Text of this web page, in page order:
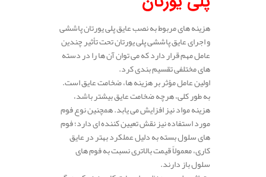
هزینه‌ های مربوط به نصب عایق پلی‌ یورتان پاششی
و اجرای عایق پاششی پلی یورتان تحت تأثیر چندین
عامل مهم قرار دارد که می‌ توان آن‌ ها را در دسته‌
های مختلفی تقسیم‌ بندی کرد.
اولین عامل مؤثر بر هزینه‌ ها، ضخامت عایق است.
به طور کلی، هرچه ضخامت عایق بیشتر باشد،
هزینه مواد نیز افزایش می‌ یابد. همچنین نوع فوم
مورد استفاده نیز نقش تعیین‌ کننده‌ ای دارد؛ فوم‌
های سلول بسته به دلیل عملکرد بهتر در عایق‌
کاری، معمولاً قیمت بالاتری نسبت به فوم‌ های
سلول باز دارند.